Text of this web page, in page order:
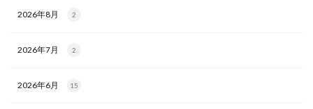
2026年8月 2
2026年7月 2
2026年6月 15